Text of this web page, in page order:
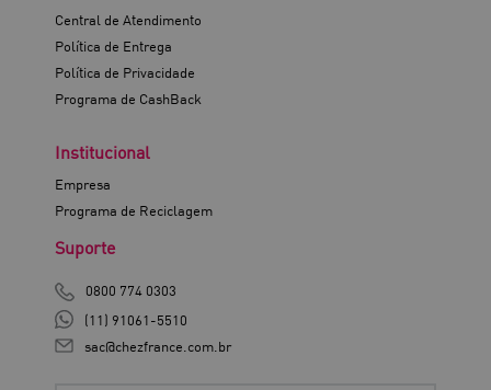
Central de Atendimento
Política de Entrega
Política de Privacidade
Programa de CashBack
Institucional
Empresa
Programa de Reciclagem
Suporte
0800 774 0303
(11) 91061-5510
sac@chezfrance.com.br